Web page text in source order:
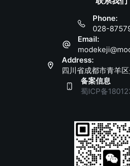
Phone:
028-
Email:
Address:
四川省成都市青羊
备案信息
蜀ICP备